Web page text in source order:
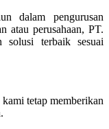
dalam pengurusan
atau perusahaan, PT.
solusi terbaik sesuai
tetap memberikan